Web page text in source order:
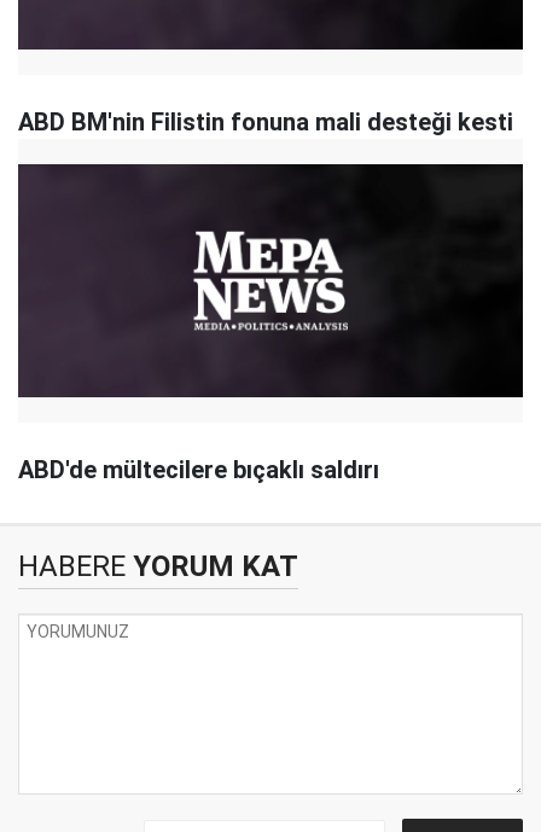
ABD BM'nin Filistin fonuna mali desteği kesti
ABD'de mültecilere bıçaklı saldırı
HABERE YORUM KAT